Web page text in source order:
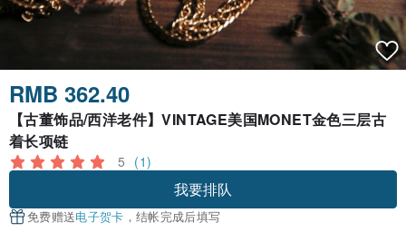
RMB 362.40
【古董饰品/西洋老件】VINTAGE美国MONET金色三层古
着长项链
5 (1)
我要排队
免费赠送电子贺卡 ，结帐完成后填写